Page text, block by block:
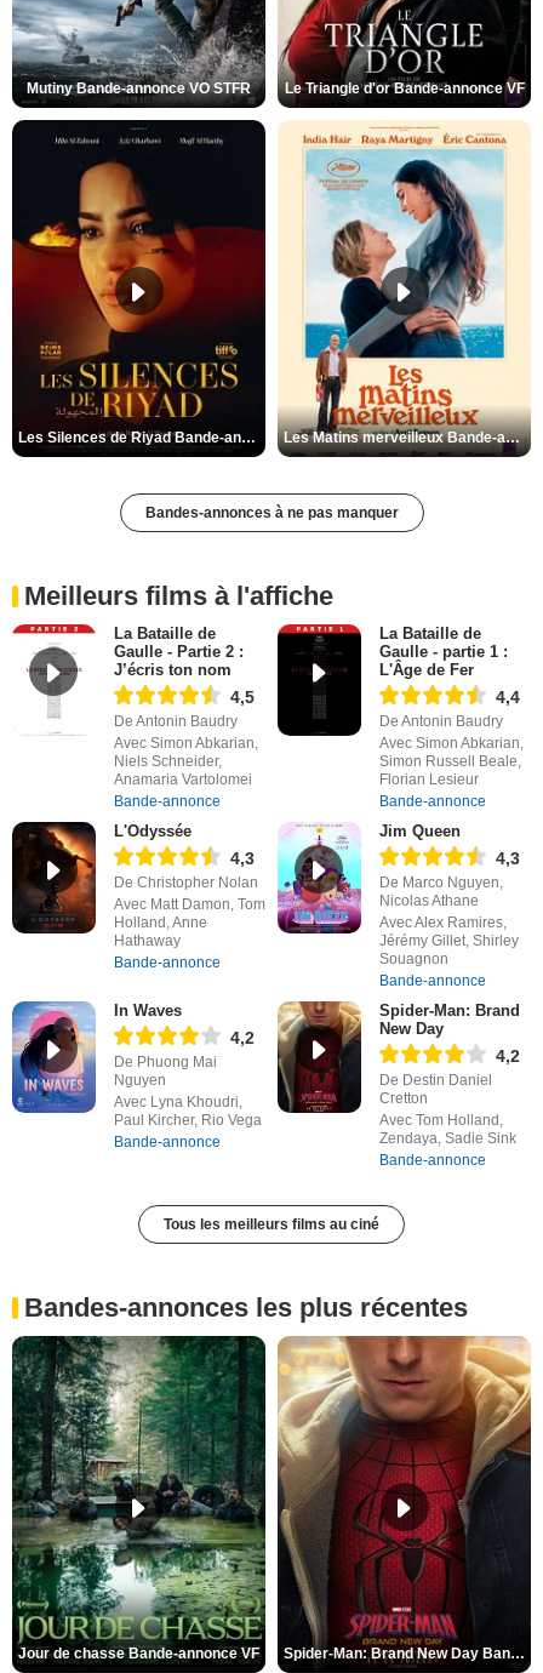
Mutiny Bande-annonce VO STFR Le Triangle d'or Bande-annonce VF
Les Silences de Riyad Bande-annonce VO STFR Les Matins merveilleux Bande-annonce VF
Bandes-annonces à ne pas manquer
Meilleurs films à l'affiche
La Bataille de
Gaulle - Partie 2 :
J’écris ton nom
4,5
De Antonin Baudry
Avec Simon Abkarian,
Niels Schneider,
Anamaria Vartolomei
Bande-annonce
La Bataille de
Gaulle - partie 1 :
L'Âge de Fer
4,4
De Antonin Baudry
Avec Simon Abkarian,
Simon Russell Beale,
Florian Lesieur
Bande-annonce
L'Odyssée
4,3
De Christopher Nolan
Avec Matt Damon, Tom
Holland, Anne
Hathaway
Bande-annonce
Jim Queen
4,3
De Marco Nguyen,
Nicolas Athane
Avec Alex Ramires,
Jérémy Gillet, Shirley
Souagnon
Bande-annonce
In Waves
4,2
De Phuong Mai
Nguyen
Avec Lyna Khoudri,
Paul Kircher, Rio Vega
Bande-annonce
Spider-Man: Brand
New Day
4,2
De Destin Daniel
Cretton
Avec Tom Holland,
Zendaya, Sadie Sink
Bande-annonce
Tous les meilleurs films au ciné
Bandes-annonces les plus récentes
Jour de chasse Bande-annonce VF Spider-Man: Brand New Day Bande-annonce (3) VO STFR